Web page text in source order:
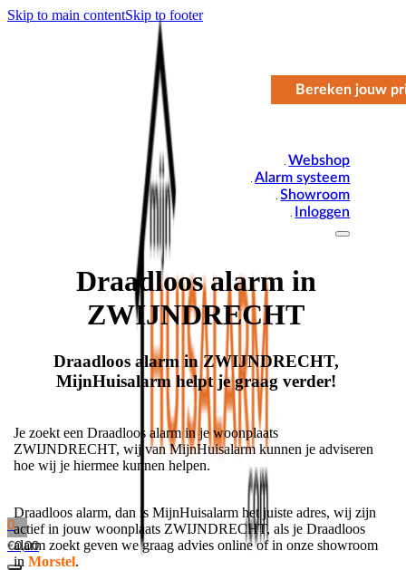
Skip to main contentSkip to footer
Webshop
Alarm systeem
Showroom
Inloggen
Bereken jouw
0
€0,00
Draadloos alarm in
ZWIJNDRECHT
Draadloos alarm in ZWIJNDRECHT,
MijnHuisalarm helpt je graag verder!
Je zoekt een Draadloos alarm in je woonplaats
ZWIJNDRECHT, wij van MijnHuisalarm kunnen je adviseren
hoe wij je hiermee kunnen helpen.
Draadloos alarm, dan is MijnHuisalarm het juiste adres, wij zijn
actief in jouw woonplaats ZWIJNDRECHT, als je Draadloos
alarm zoekt geven we graag advies online of in onze showroom
in Morstel.